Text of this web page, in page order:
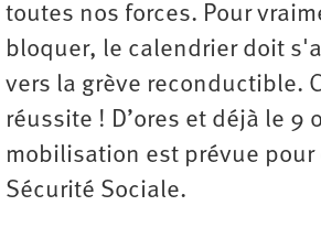
toutes nos forces. Pour
bloquer, le calendrier doit
vers la grève reconductible.
réussite ! D’ores et déjà le 9
mobilisation est prévue pour
Sécurité Sociale.